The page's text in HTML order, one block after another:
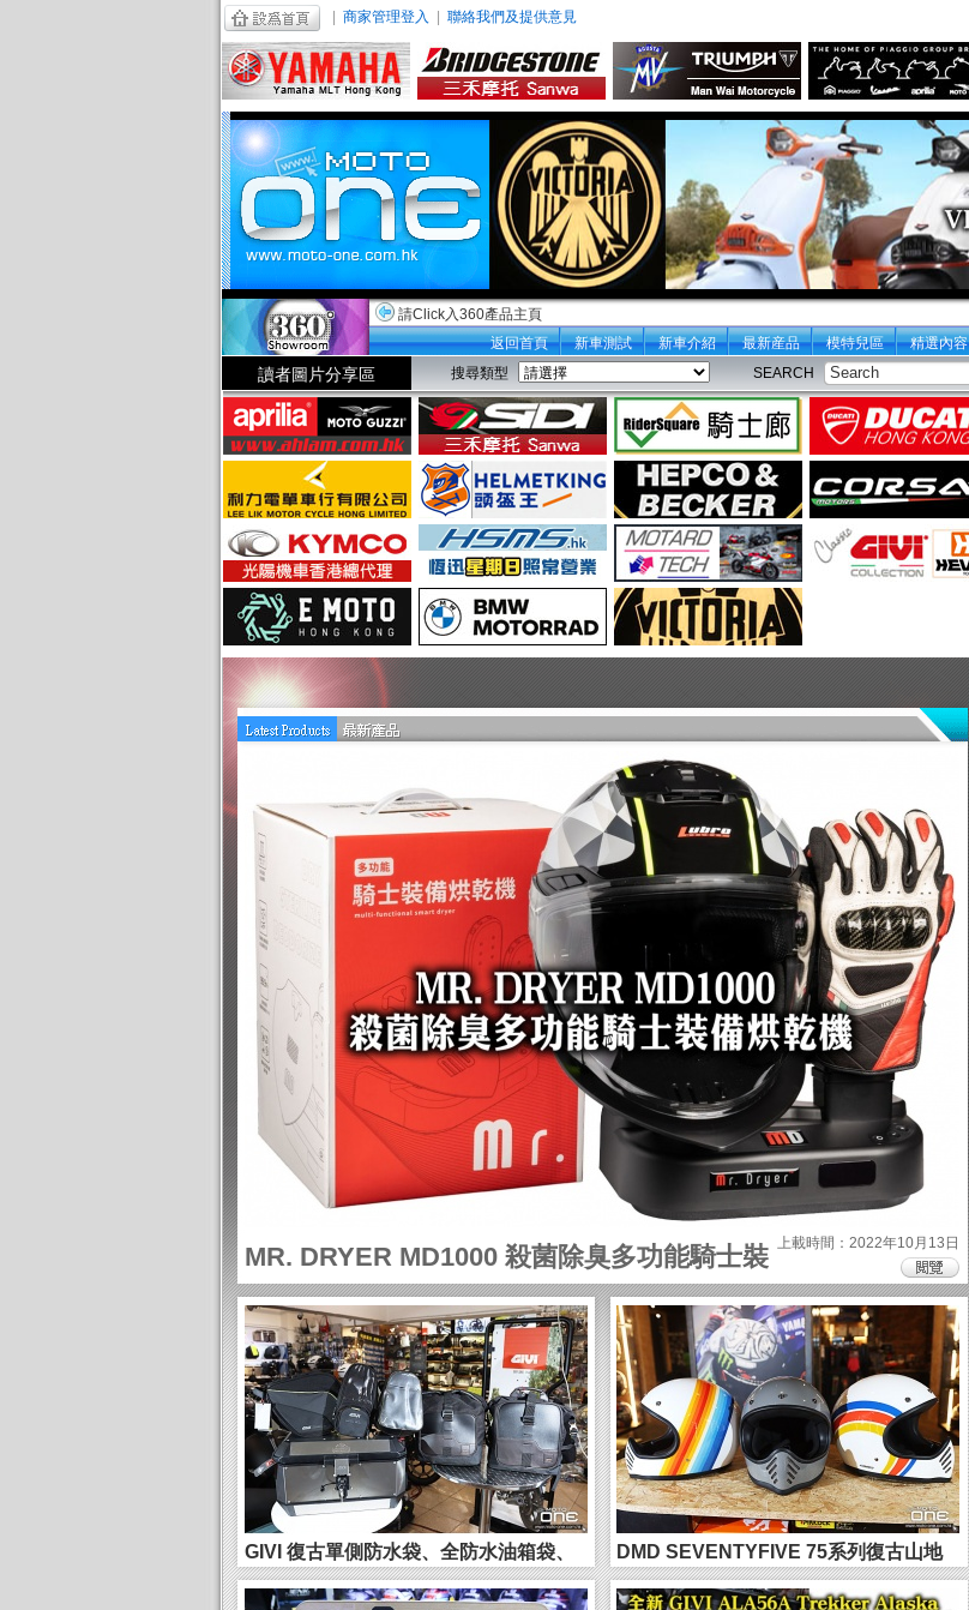
商家管理登入 聯絡我們及提供意見
請Click入360產品主頁
返回首頁
新車測試 新車介紹 最新産品 模特兒區 精選內容
讀者圖片分享區 搜尋類型 SEARCH
MR. DRYER MD1000 殺菌除臭多功能騎士裝
備烘乾...
上載時間：2022年10月13日
GIVI 復古單側防水袋、全防水油箱袋、
綿羊腳踏袋
DMD SEVENTYFIVE 75系列復古山地
個性頭盔 -...